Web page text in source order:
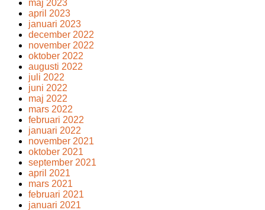
maj 2023
april 2023
januari 2023
december 2022
november 2022
oktober 2022
augusti 2022
juli 2022
juni 2022
maj 2022
mars 2022
februari 2022
januari 2022
november 2021
oktober 2021
september 2021
april 2021
mars 2021
februari 2021
januari 2021